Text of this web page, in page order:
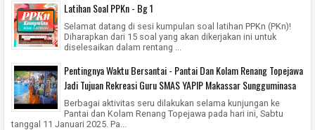
Latihan Soal PPKn - Bg 1
Selamat datang di sesi kumpulan soal latihan PPKn (PKn)!
Diharapkan dari 15 soal yang akan dikerjakan ini untuk
diselesaikan dalam rentang ...
Pentingnya Waktu Bersantai - Pantai Dan Kolam Renang Topejawa
Jadi Tujuan Rekreasi Guru SMAS YAPIP Makassar Sungguminasa
Berbagai aktivitas seru dilakukan selama kunjungan ke
Pantai dan Kolam Renang Topejawa pada hari ini, Sabtu
tanggal 11 Januari 2025. Pa...